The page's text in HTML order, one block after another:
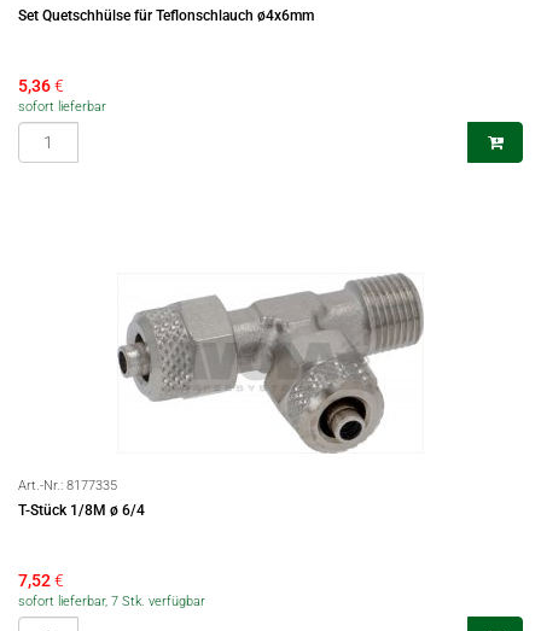
Set Quetschhülse für Teflonschlauch ø4x6mm
5,36€
sofort lieferbar
Art.-Nr.: 8177335
T-Stück 1/8M ø 6/4
7,52€
sofort lieferbar, 7 Stk. verfügbar